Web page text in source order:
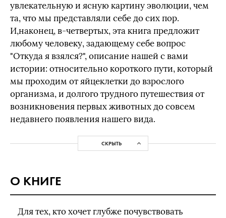
увлекательную и ясную картину эволюции, чем
та, что мы представляли себе до сих пор.
И,наконец, в-четвертых, эта книга предложит
любому человеку, задающему себе вопрос
"Откуда я взялся?", описание нашей с вами
истории: относительно короткого пути, который
мы проходим от яйцеклетки до взрослого
организма, и долгого трудного путешествия от
возникновения первых животных до совсем
недавнего появления нашего вида.
СКРЫТЬ
О КНИГЕ
Для тех, кто хочет глубже почувствовать